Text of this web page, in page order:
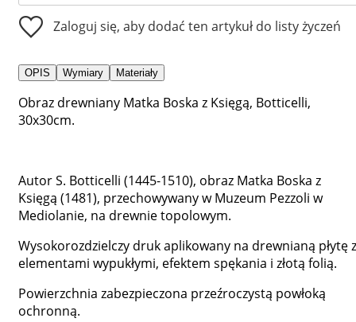
Zaloguj się, aby dodać ten artykuł do listy życzeń
OPIS Wymiary Materiały
Obraz drewniany Matka Boska z Księgą, Botticelli,
30x30cm.
Autor S. Botticelli (1445-1510), obraz Matka Boska z
Księgą (1481), przechowywany w Muzeum Pezzoli w
Mediolanie, na drewnie topolowym.
Wysokorozdzielczy druk aplikowany na drewnianą płytę z
elementami wypukłymi, efektem spękania i złotą folią.
Powierzchnia zabezpieczona przeźroczystą powłoką
ochronną.